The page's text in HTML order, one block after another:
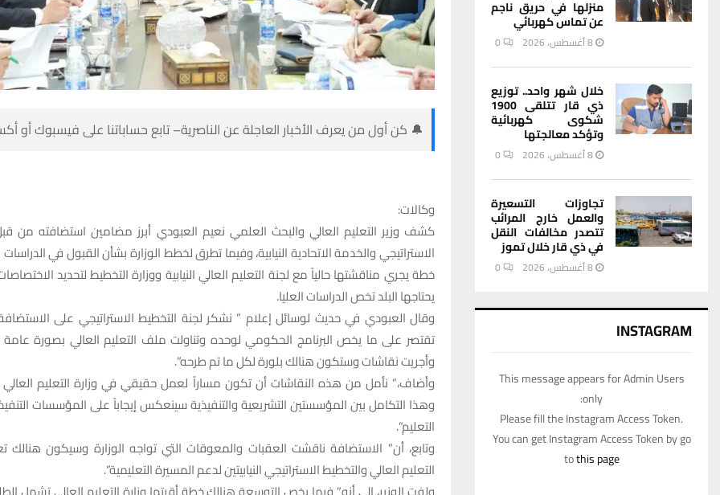
🔔 كن أول من يعرف الأخبار العاجلة عن الناصرية– تابع حساباتنا على فيسبوك أو
وكالات:
كشف وزير التعليم العالي والبحث العلمي نعيم العبودي أبرز مضامين استضافته من
الاستراتيجي والخدمة الاتحادية النيابية، وفيما تطرق لخطط الوزارة بشأن القبول في الدراسات
خطة يجري مناقشتها حالياً مع لجنة التعليم العالي النيابية ووزارة التخطيط لتحديد
يحتاجها البلد تخص الدراسات العليا.
وقال العبودي في حديث لوسائل إعلام ” نشكر لجنة التخطيط الاستراتيجي على
تقتصر على ما يخص البرنامج الحكومي لوحده وتناولت ملف التعليم العالي بصورة
وأجريت نقاشات وستكون هنالك بلورة لكل ما تم طرحه”.
وأضاف،” نأمل من هذه النقاشات أن تكون مساراً لعمل حقيقي في وزارة التعليم
وهذا التكامل بين المؤسستين التشريعية والتنفيذية سينعكس إيجاباً على المؤسسات
التعليم”.
وتابع، أن” الاستضافة ناقشت العقبات والمعوقات التي تواجه الوزارة وسيكون هنالك
التعليم العالي والتخطيط الاستراتيجي النيابيتين لدعم المسيرة التعليمية”.
منزلها في حريق ناجم
عن تماس كهربائي
8 أغسطس، 2026 0
خلال شهر واحد.. توزيع
ذي قار تتلقى 1900
شكوى كهربائية
وتؤكد معالجتها
8 أغسطس، 2026 0
تجاوزات التسعيرة
والعمل خارج المرائب
تتصدر مخالفات النقل
في ذي قار خلال تموز
8 أغسطس، 2026 0
INSTAGRAM
This message appears for Admin Users
only:
Please fill the Instagram Access Token.
You can get Instagram Access Token by go
tothis page